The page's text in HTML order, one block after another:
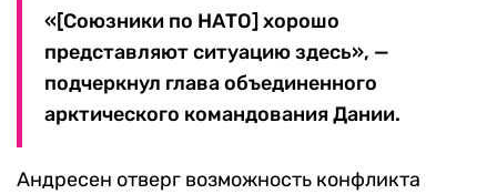
«[Союзники по НАТО] хорошо
представляют ситуацию здесь», —
подчеркнул глава объединенного
арктического командования Дании.
Андресен отверг возможность конфликта